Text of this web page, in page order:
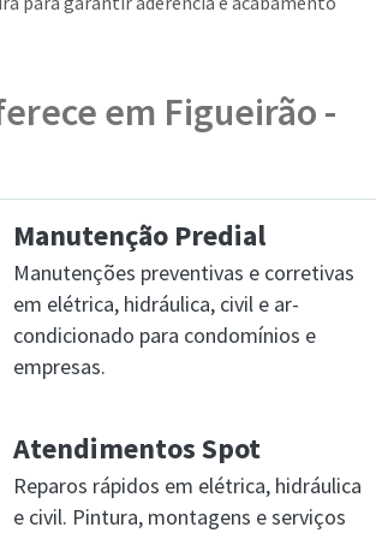
em Figueirão -
Manutenção Predial
Manutenções preventivas e corretivas
em elétrica, hidráulica, civil e ar-
condicionado para condomínios e
empresas.
Atendimentos Spot
Reparos rápidos em elétrica, hidráulica
e civil. Pintura, montagens e serviços